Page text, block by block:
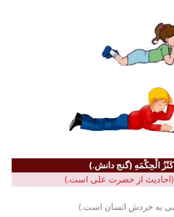
کَنْزُ الْحِکْمَهِ (گنج دانش.)
(احادیث از حضرت علی است.)